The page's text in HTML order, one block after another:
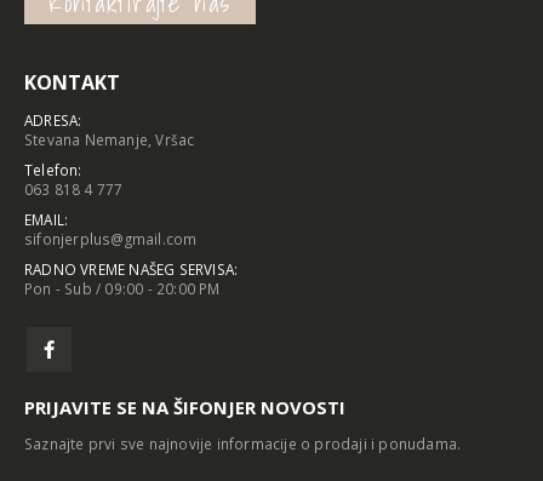
KONTAKT
ADRESA:
Stevana Nemanje, Vršac
Telefon:
063 818 4 777
EMAIL:
sifonjerplus@gmail.com
RADNO VREME NAŠEG SERVISA:
Pon - Sub / 09:00 - 20:00 PM
PRIJAVITE SE NA ŠIFONJER NOVOSTI
Saznajte prvi sve najnovije informacije o prodaji i ponudama.